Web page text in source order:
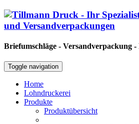
Briefumschläge - Versandverpackung
Toggle navigation
Home
Lohndruckerei
Produkte
Produktübersicht